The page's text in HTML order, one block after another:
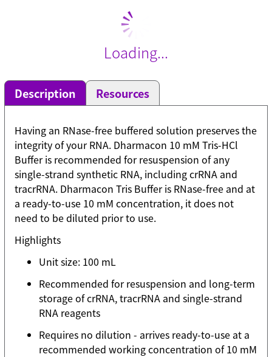
Loading...
Description Resources
Having an RNase-free buffered solution preserves the
integrity of your RNA. Dharmacon 10 mM Tris-HCl
Buffer is recommended for resuspension of any
single-strand synthetic RNA, including crRNA and
tracrRNA. Dharmacon Tris Buffer is RNase-free and at
a ready-to-use 10 mM concentration, it does not
need to be diluted prior to use.
Highlights
Unit size: 100 mL
Recommended for resuspension and long-term
storage of crRNA, tracrRNA and single-strand
RNA reagents
Requires no dilution - arrives ready-to-use at a
recommended working concentration of 10 mM